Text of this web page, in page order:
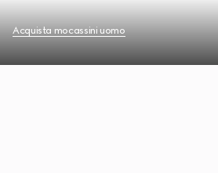
Acquista mocassini uomo